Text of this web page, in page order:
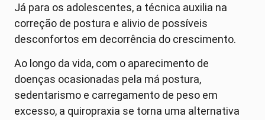
Já para os adolescentes, a técnica auxilia na
correção de postura e alivio de possíveis
desconfortos em decorrência do crescimento.
Ao longo da vida, com o aparecimento de
doenças ocasionadas pela má postura,
sedentarismo e carregamento de peso em
excesso, a quiropraxia se torna uma alternativa